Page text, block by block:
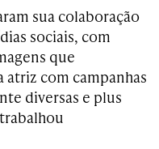
sua colaboração
sociais, com
que
atriz com campanhas
diversas e plus